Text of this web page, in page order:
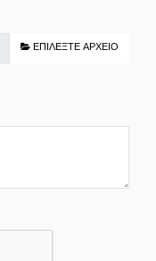
ΕΠΙΛΈΞΤΕ ΑΡΧΕΊΟ